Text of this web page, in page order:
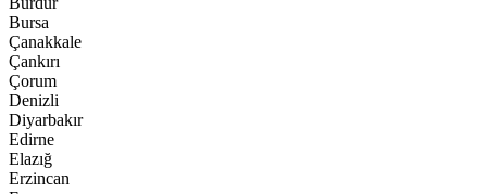
Bursa
Çanakkale
Çankırı
Çorum
Denizli
Diyarbakır
Edirne
Elazığ
Erzincan